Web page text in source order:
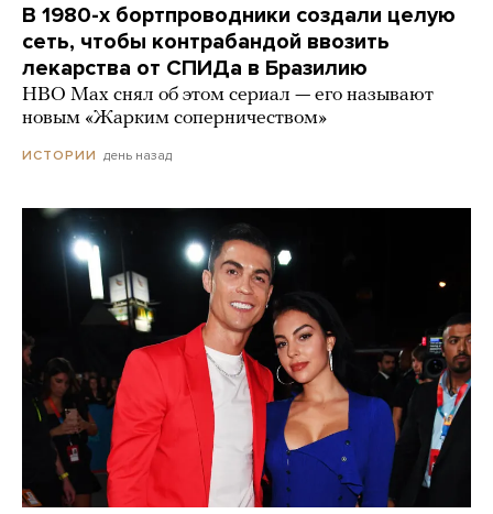
В 1980-х бортпроводники создали целую
сеть, чтобы контрабандой ввозить
лекарства от СПИДа в Бразилию
HBO Max снял об этом сериал — его называют
новым «Жарким соперничеством»
ИСТОРИИ день назад